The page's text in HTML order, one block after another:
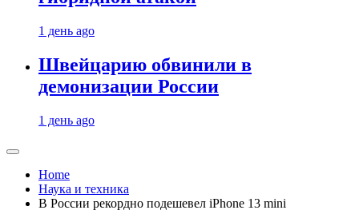
1 день ago
Швейцарию обвинили в
демонизации России
1 день ago
Home
Наука и техника
В России рекордно подешевел iPhone 13 mini